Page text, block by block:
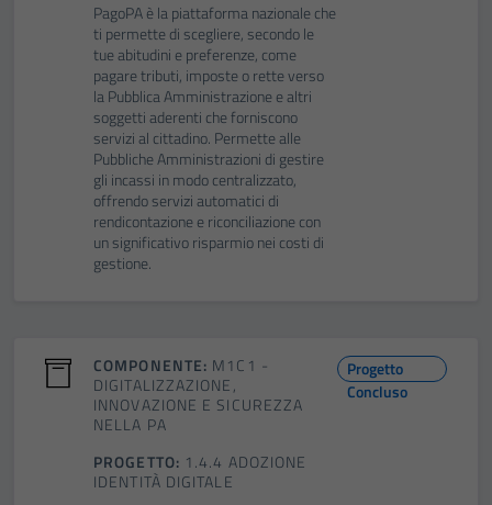
PagoPA è la piattaforma nazionale che
ti permette di scegliere, secondo le
tue abitudini e preferenze, come
pagare tributi, imposte o rette verso
la Pubblica Amministrazione e altri
soggetti aderenti che forniscono
servizi al cittadino. Permette alle
Pubbliche Amministrazioni di gestire
gli incassi in modo centralizzato,
offrendo servizi automatici di
rendicontazione e riconciliazione con
un significativo risparmio nei costi di
gestione.
COMPONENTE: M1C1 -
DIGITALIZZAZIONE,
INNOVAZIONE E SICUREZZA
NELLA PA
PROGETTO: 1.4.4 ADOZIONE
IDENTITÀ DIGITALE
Progetto
Concluso